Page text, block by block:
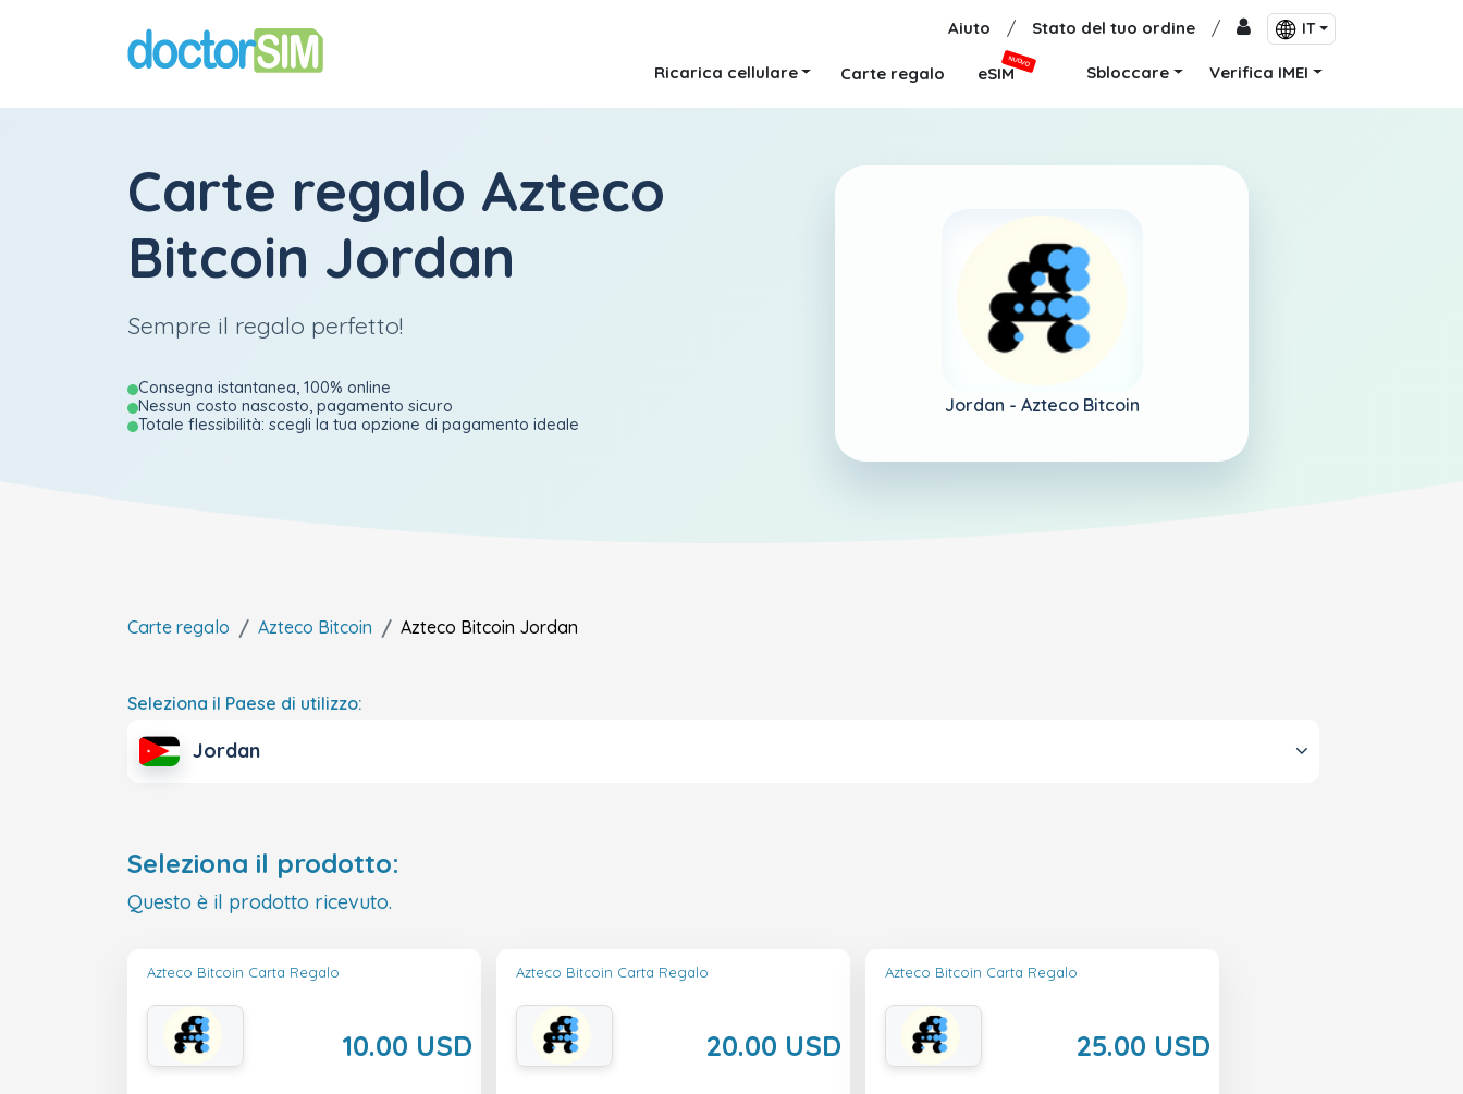
Aiuto / Stato del tuo ordine / IT
Ricarica cellulare Carte regalo eSIM
NUOVO
Sbloccare Verifica IMEI
Carte regalo Azteco
Bitcoin Jordan
Sempre il regalo perfetto!
Consegna istantanea, 100% online
Nessun costo nascosto, pagamento sicuro
Totale flessibilità: scegli la tua opzione di pagamento ideale
Jordan - Azteco Bitcoin
Carte regalo Azteco Bitcoin Azteco Bitcoin Jordan
Seleziona il Paese di utilizzo:
Jordan
Seleziona il prodotto:
Questo è il prodotto ricevuto.
Azteco Bitcoin Carta Regalo
10.00 USD
Azteco Bitcoin Carta Regalo
20.00 USD
Azteco Bitcoin Carta Regalo
25.00 USD